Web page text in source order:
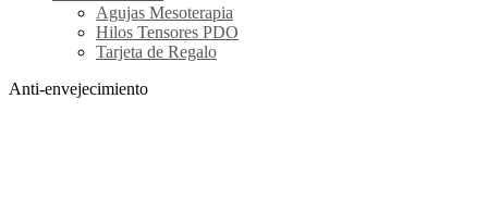
Agujas Mesoterapia
Hilos Tensores PDO
Tarjeta de Regalo
Anti-envejecimiento